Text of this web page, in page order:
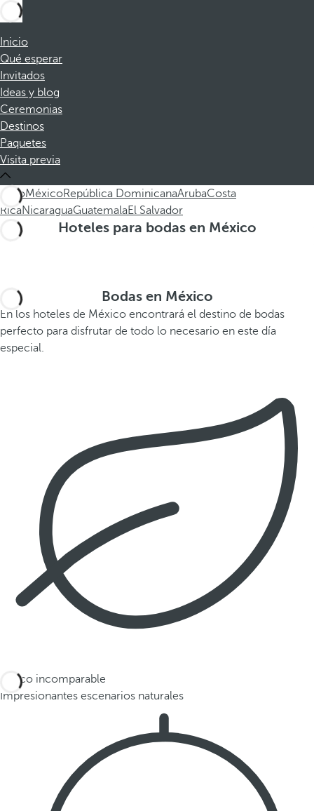
Inicio
Qué esperar
Invitados
Ideas y blog
Ceremonias
Destinos
Paquetes
Visita previa
TodoMéxicoRepública DominicanaArubaCosta
RicaNicaraguaGuatemalaEl Salvador
Hoteles para bodas en México
Bodas en México
En los hoteles de México encontrará el destino de bodas
perfecto para disfrutar de todo lo necesario en este día
especial.
Marco incomparable
Impresionantes escenarios naturales